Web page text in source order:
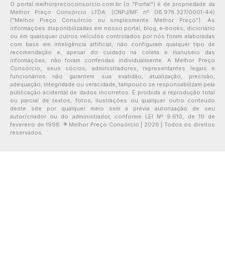
O portal melhorprecoconsorcio.com.br (o "Portal") é de propriedade da
Melhor Preço Consórcio LTDA. (CNPJ/MF nº 08.978.327/0001-44)
("Melhor Preço Consórcio ou simplesmente Melhor Preço"). As
informações disponibilizadas em nosso portal, blog, e-books, dicionário
ou em quaisquer outros veículos controlados por nós foram elaboradas
com base em inteligência artificial, não configuram qualquer tipo de
recomendação e, apesar do cuidado na coleta e manuseio das
informações, não foram conferidas individualmente. A Melhor Preço
Consórcio, seus sócios, administradores, representantes legais e
funcionários não garantem sua exatidão, atualização, precisão,
adequação, integridade ou veracidade, tampouco se responsabilizam pela
publicação acidental de dados incorretos. É proibida a reprodução total
ou parcial de textos, fotos, ilustrações ou qualquer outro conteúdo
deste site por qualquer meio sem a prévia autorização de seu
autor/criador ou do administrador, conforme LEI Nº 9.610, de 19 de
fevereiro de 1998. ® Melhor Preço Consórcio | 2026 | Todos os direitos
reservados.